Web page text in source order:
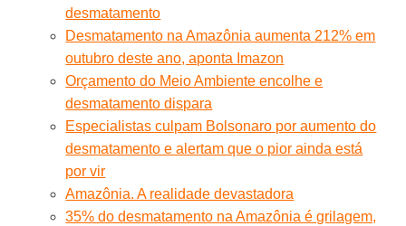
desmatamento
Desmatamento na Amazônia aumenta 212% em
outubro deste ano, aponta Imazon
Orçamento do Meio Ambiente encolhe e
desmatamento dispara
Especialistas culpam Bolsonaro por aumento do
desmatamento e alertam que o pior ainda está
por vir
Amazônia. A realidade devastadora
35% do desmatamento na Amazônia é grilagem,